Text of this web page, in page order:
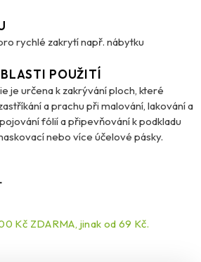
rychlé zakrytí např. nábytku
POUŽITÍ
je určena k zakrývání ploch, které
a prachu při malování, lakování a
fólií a připevňování k podkladu
nebo více účelové pásky.
Kč ZDARMA, jinak od 69 Kč.